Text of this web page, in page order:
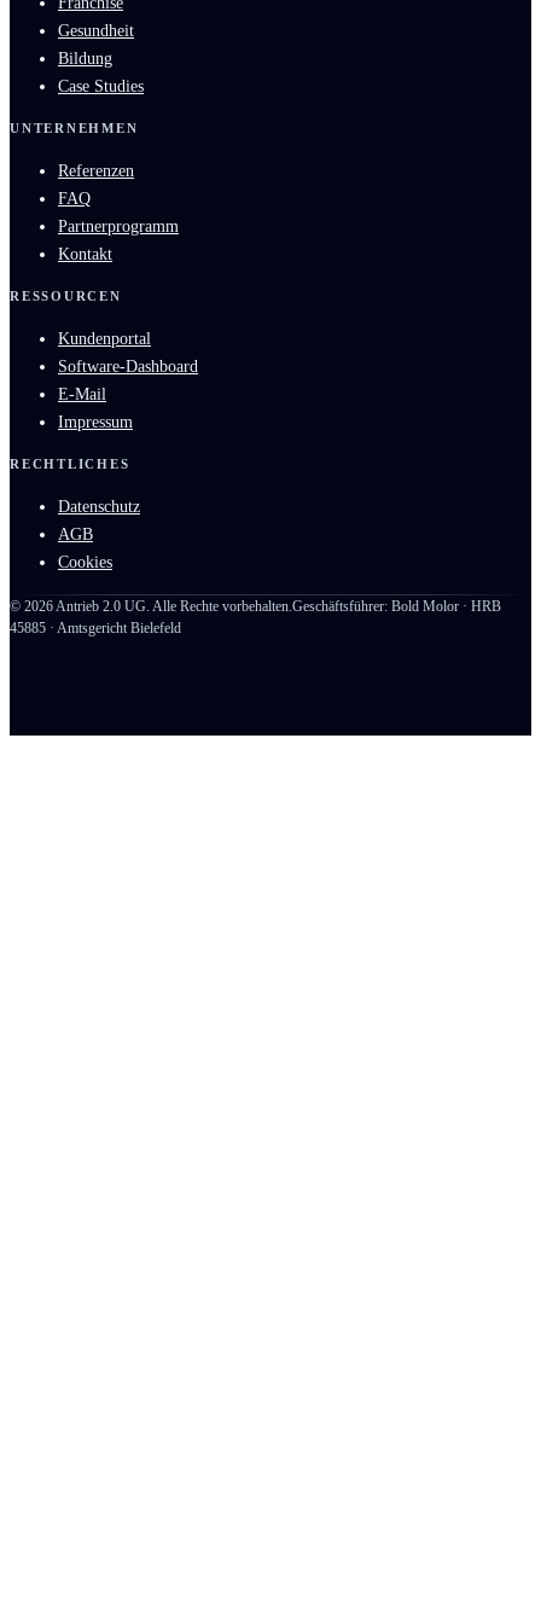
Gesundheit
Bildung
Case Studies
UNTERNEHMEN
Referenzen
FAQ
Partnerprogramm
Kontakt
RESSOURCEN
Kundenportal
Software-Dashboard
E-Mail
Impressum
RECHTLICHES
Datenschutz
AGB
Cookies
© 2026Antrieb 2.0 UG. Alle Rechte vorbehalten.Geschäftsführer: Bold Molor · HRB
45885 · Amtsgericht Bielefeld